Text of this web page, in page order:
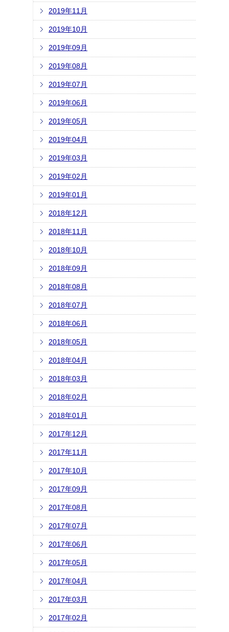
2019年11月
2019年10月
2019年09月
2019年08月
2019年07月
2019年06月
2019年05月
2019年04月
2019年03月
2019年02月
2019年01月
2018年12月
2018年11月
2018年10月
2018年09月
2018年08月
2018年07月
2018年06月
2018年05月
2018年04月
2018年03月
2018年02月
2018年01月
2017年12月
2017年11月
2017年10月
2017年09月
2017年08月
2017年07月
2017年06月
2017年05月
2017年04月
2017年03月
2017年02月